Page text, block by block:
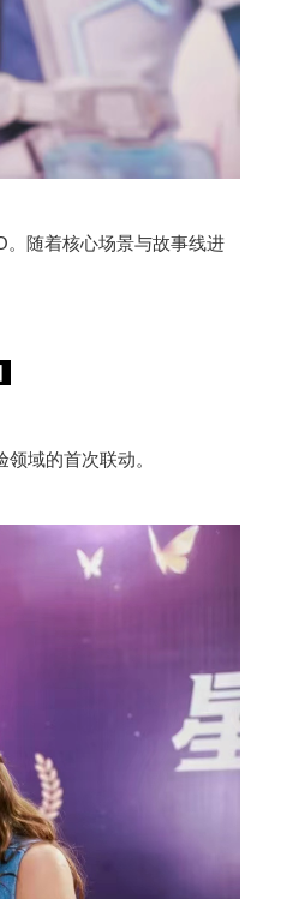
。随着核心场景与故事线进
域的首次联动。